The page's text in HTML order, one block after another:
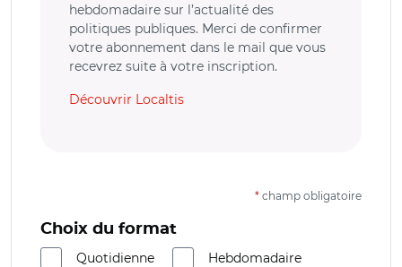
hebdomadaire sur l’actualité des
politiques publiques. Merci de confirmer
votre abonnement dans le mail que vous
recevrez suite à votre inscription.
Découvrir Localtis
* champ obligatoire
Choix du format
Quotidienne
Hebdomadaire